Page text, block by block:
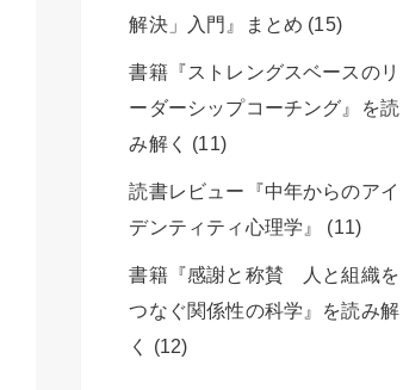
解決」入門』まとめ (15)
書籍『ストレングスベースのリ
ーダーシップコーチング』を読
み解く (11)
読書レビュー『中年からのアイ
デンティティ心理学』 (11)
書籍『感謝と称賛 人と組織を
つなぐ関係性の科学』を読み解
く (12)